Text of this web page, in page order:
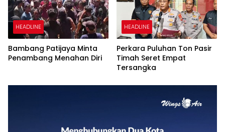
HEADLINE
Bambang Patijaya Minta
Penambang Menahan Diri
HEADLINE
Perkara Puluhan Ton Pasir
Timah Seret Empat
Tersangka